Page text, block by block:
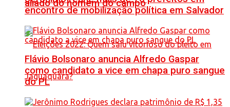
aliado do homem do campo
encontro de mobilização política em Salvador
Flávio Bolsonaro anuncia Alfredo Gaspar
como candidato a vice em chapa puro sangue
do PL